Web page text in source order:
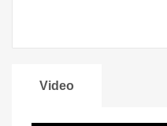
Video